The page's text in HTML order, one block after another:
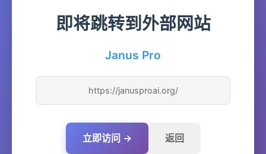
即将跳转到外部网站
Janus Pro
https://janusproai.org/
立即访问 → 返回